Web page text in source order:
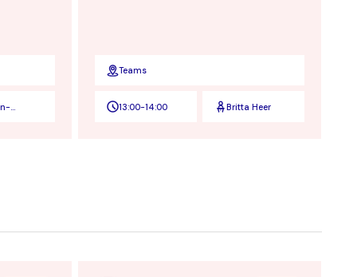
Teams
13:00-14:00 Britta Heer